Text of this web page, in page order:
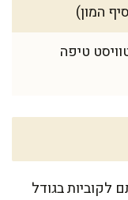
המון)
טיפה
לקוביות בגודל